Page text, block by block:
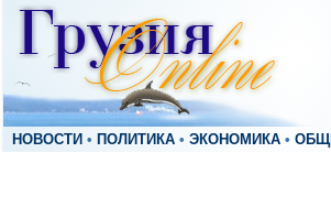
НОВОСТИ • ПОЛИТИКА • ЭКОНОМИКА •